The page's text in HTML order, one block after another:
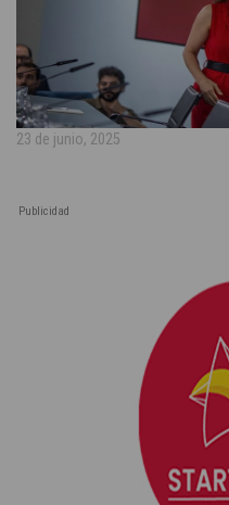
23 de junio, 2025
Publicidad